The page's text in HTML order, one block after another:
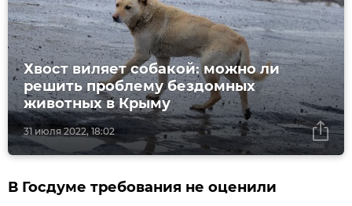
31 июля 2022, 18:02
Хвост виляет собакой: можно ли
решить проблему бездомных
животных в Крыму
В Госдуме требования не оценили